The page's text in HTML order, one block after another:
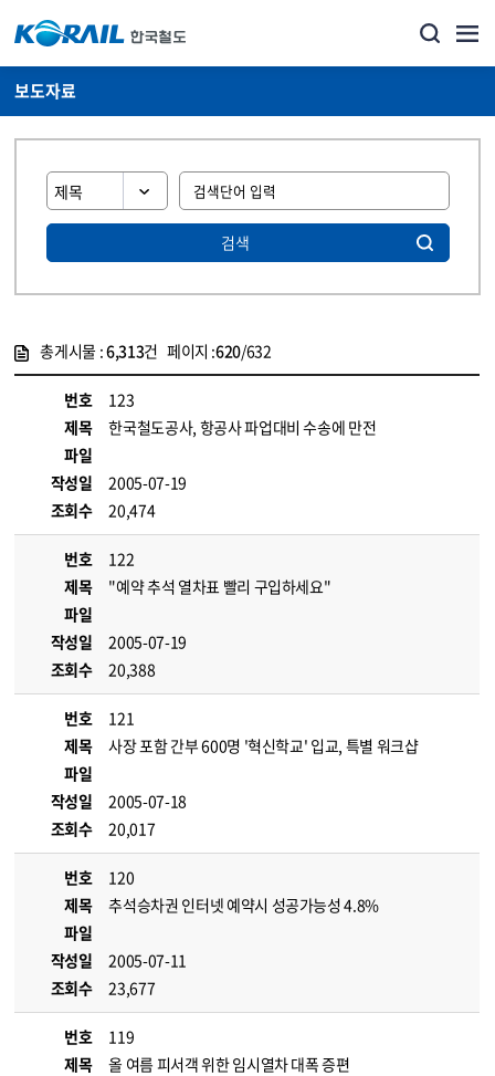
보도자료
검색
총게시물 :6,313건 페이지 :620/632
번호
123
제목
한국철도공사, 항공사 파업대비 수송에 만전
파일
작성일
2005-07-19
조회수
20,474
번호
122
제목
"예약 추석 열차표 빨리 구입하세요"
파일
작성일
2005-07-19
조회수
20,388
번호
121
제목
사장 포함 간부 600명 '혁신학교' 입교, 특별 워크샵
파일
작성일
2005-07-18
조회수
20,017
번호
120
제목
추석승차권 인터넷 예약시 성공가능성 4.8%
파일
작성일
2005-07-11
조회수
23,677
번호
119
제목
올 여름 피서객 위한 임시열차 대폭 증편